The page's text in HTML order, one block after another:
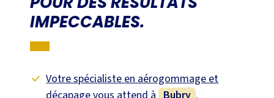
IMPECCABLES.
Votre spécialiste en aérogommage et